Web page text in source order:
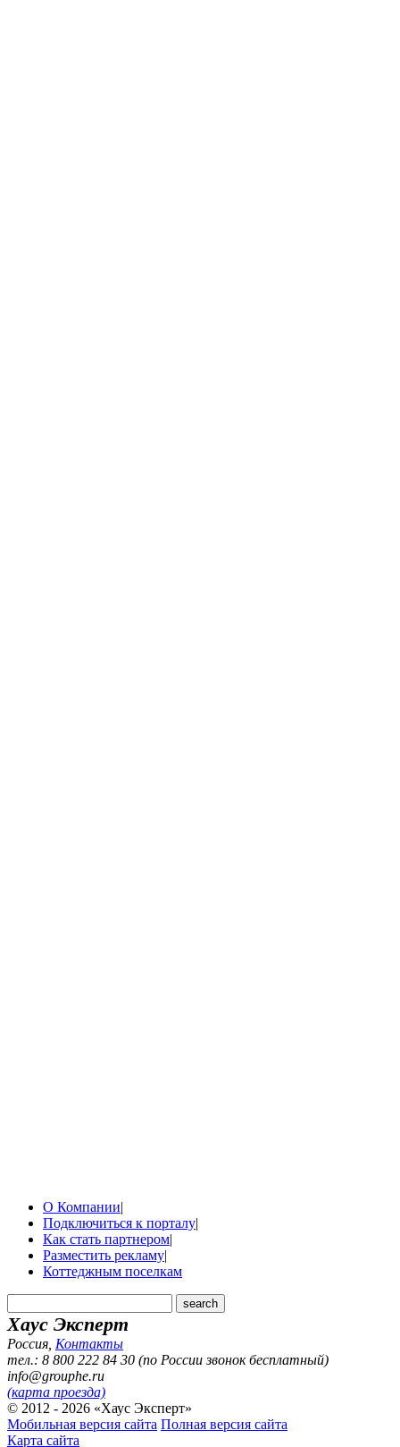
О Компании|
Подключиться к порталу|
Как стать партнером|
Разместить рекламу|
Коттеджным поселкам
Хаус Эксперт
Россия Контакты
тел.: 8 800 222 84 30 (по России звонок бесплатный)
info@grouphe.ru
(карта проезда)
© 2012 - 2026 «Хаус Эксперт»
Мобильная версия сайта Полная версия сайта
Карта сайта